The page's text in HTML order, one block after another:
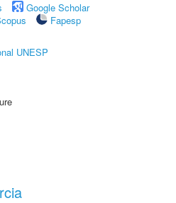
Google Scholar
Fapesp
UNESP